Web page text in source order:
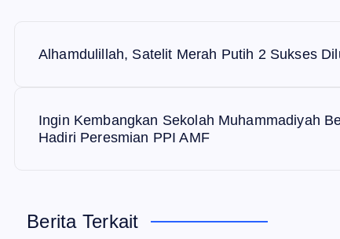
g
Alhamdulillah, Satelit Merah Putih 2 Sukses
Ingin Kembangkan Sekolah Muhammadiyah
Hadiri Peresmian PPI AMF
Berita Terkait